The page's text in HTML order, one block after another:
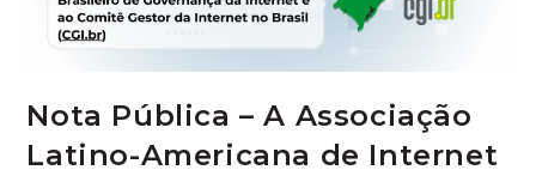
Nota Pública – A Associação
Latino-Americana de Internet